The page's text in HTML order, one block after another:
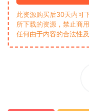
此资源购买后30天内可
所下载的资源，禁止商
任何由于内容的合法性